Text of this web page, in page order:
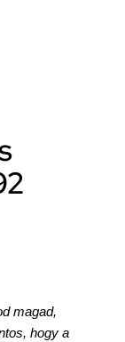
magad,
hogy a